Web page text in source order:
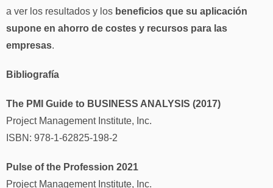
a ver los resultados y los beneficios que su aplicación
supone en ahorro de costes y recursos para las
empresas.
Bibliografía
The PMI Guide to BUSINESS ANALYSIS (2017)
Project Management Institute, Inc.
ISBN: 978-1-62825-198-2
Pulse of the Profession 2021
Project Management Institute, Inc.